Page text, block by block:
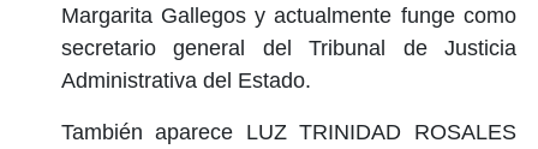
Margarita Gallegos y actualmente funge como
secretario general del Tribunal de Justicia
Administrativa del Estado.
También aparece LUZ TRINIDAD ROSALES